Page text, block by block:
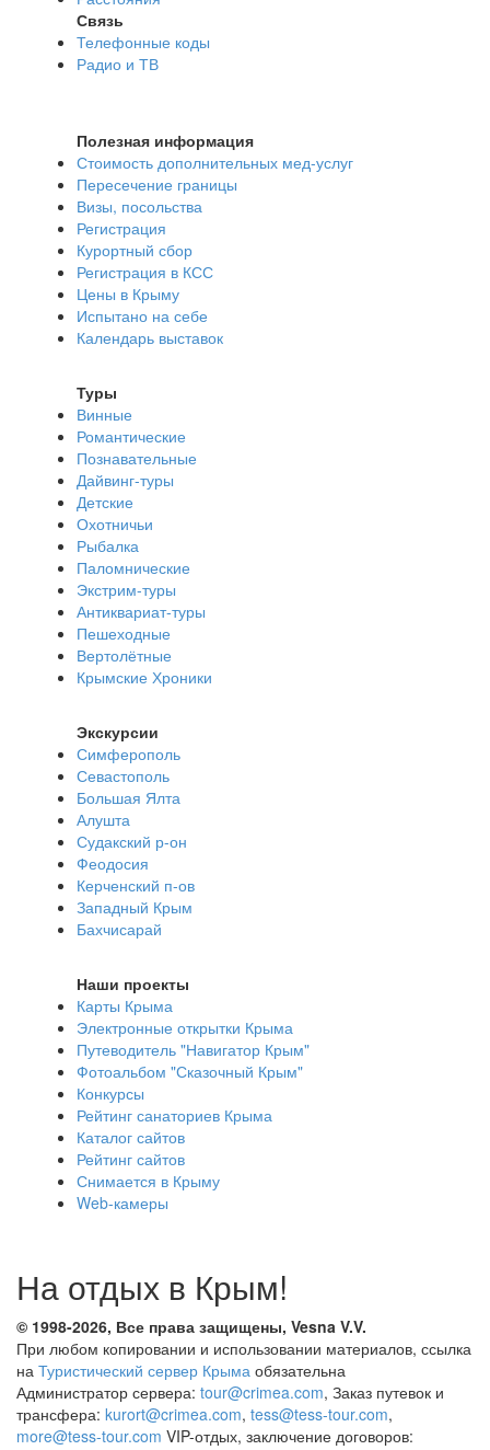
Связь
Телефонные коды
Радио и ТВ
Полезная информация
Стоимость дополнительных мед-услуг
Пересечение границы
Визы, посольства
Регистрация
Курортный сбор
Регистрация в КСС
Цены в Крыму
Испытано на себе
Календарь выставок
Туры
Винные
Романтические
Познавательные
Дайвинг-туры
Детские
Охотничьи
Рыбалка
Паломнические
Экстрим-туры
Антиквариат-туры
Пешеходные
Вертолётные
Крымские Хроники
Экскурсии
Симферополь
Севастополь
Большая Ялта
Алушта
Судакский р-он
Феодосия
Керченский п-ов
Западный Крым
Бахчисарай
Наши проекты
Карты Крыма
Электронные открытки Крыма
Путеводитель "Навигатор Крым"
Фотоальбом "Сказочный Крым"
Конкурсы
Рейтинг санаториев Крыма
Каталог сайтов
Рейтинг сайтов
Снимается в Крыму
Web-камеры
На отдых в Крым!
© 1998-2026, Все права защищены, Vesna V.V.
При любом копировании и использовании материалов, ссылка
на Туристический сервер Крыма обязательна
Администратор сервера: tour@crimea.com, Заказ путевок и
трансфера: kurort@crimea.com, tess@tess-tour.com,
more@tess-tour.com VIP-отдых, заключение договоров: